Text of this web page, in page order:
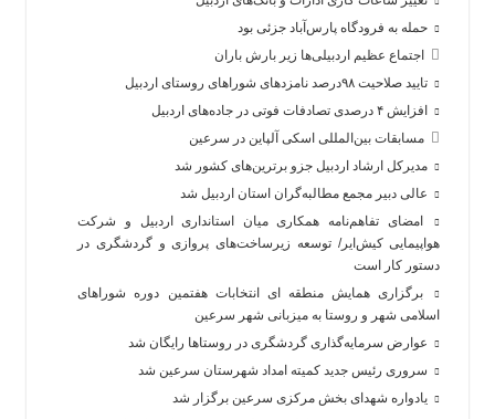
حمله به فرودگاه پارس‌‌آباد جزئی بود
اجتماع عظیم اردبیلی‌ها زیر بارش باران
تایید صلاحیت ۹۸درصد نامزدهای شوراهای روستای اردبیل
افزایش ۴ درصدی تصادفات فوتی در جاده‌های اردبیل
مسابقات بین‌المللی اسکی آلپاین در سرعین
مدیرکل ارشاد اردبیل جزو برترین‌های کشور شد
عالی دبیر مجمع مطالبه‌گران استان اردبیل شد
امضای تفاهم‌نامه همکاری میان استانداری اردبیل و شرکت
هواپیمایی کیش‌ایر/ توسعه زیرساخت‌های پروازی و گردشگری در
دستور کار است
برگزاری همایش منطقه ای انتخابات هفتمین دوره شوراهای
اسلامی شهر و روستا به میزبانی شهر سرعین
عوارض سرمایه‌گذاری گردشگری در روستاها رایگان شد
سروری رئیس جدید کمیته امداد شهرستان سرعین شد
یادواره شهدای بخش مرکزی سرعین برگزار شد